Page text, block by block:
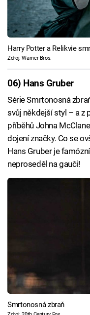
Harry Potter a Relikvie
Zdroj: Warner Bros.
06) Hans Gruber
Série Smrtonosná
svůj někdejší styl – a z
příběhů Johna
dojení značky. Co se
Hans Gruber je
neproseděl na gauči!
Smrtonosná zbraň